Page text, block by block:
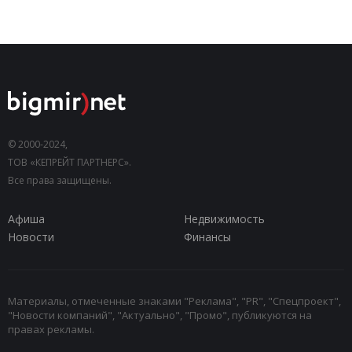
© 2000-2024,
ТОВ «КЕПРЕЙТ ПАРТНЕРС».
Все права защищены.
Афиша
Недвижимость
Новости
Финансы
Материалы, отмеченные знаками "Реклама", "PR", "Спецпроект",
"Новости компаний", "Актуально", "Промо", публикуются на
правах рекламы.